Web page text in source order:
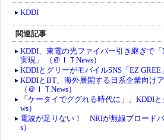
KDDI
関連記事
KDDI、東電の光ファイバー引き継ぎで
実現」 （＠ＩＴNews）
KDDIとグリーがモバイルSNS「EZ GREE
KDDIとBT、海外展開する日系企業向け
（＠ＩＴNews）
「ケータイでググれる時代に」、KDDI
ws）
電波が足りない！ NRIが無線ブロード
s）